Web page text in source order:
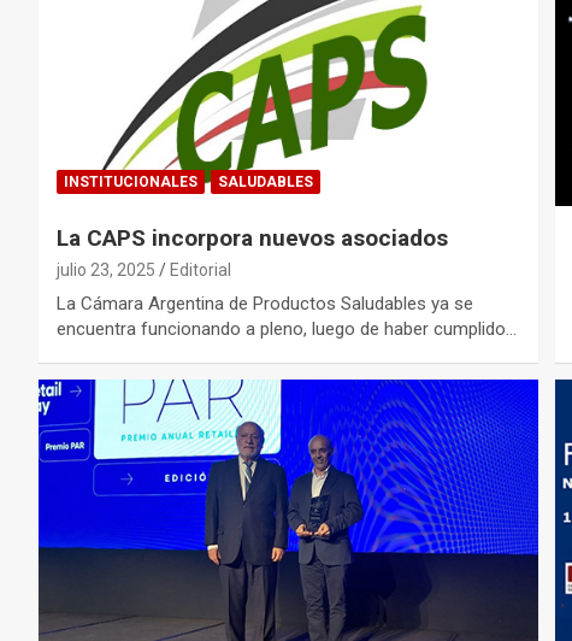
INSTITUCIONALES SALUDABLES
La CAPS incorpora nuevos asociados
julio 23, 2025 Editorial
La Cámara Argentina de Productos Saludables ya se
encuentra funcionando a pleno, luego de haber cumplido…